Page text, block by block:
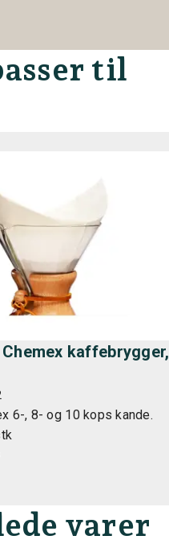
til
kaffebrygger,
6-, 8- og 10 kops kande.
varer